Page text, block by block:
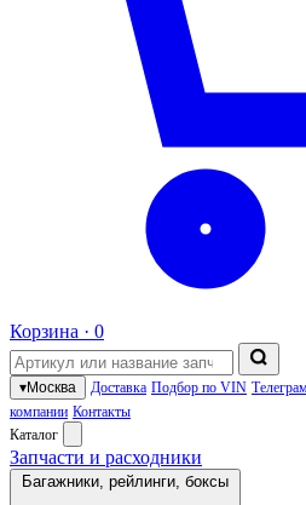
Корзина · 0
▾Москва Доставка Подбор по VIN
компании Контакты
Каталог
Запчасти и расходники
Багажники, рейлинги, боксы